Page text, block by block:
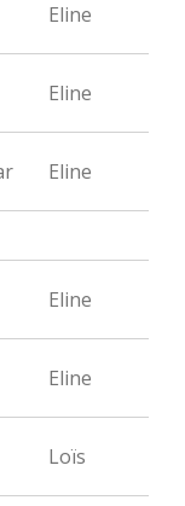
Eline
Eline
Eline
Eline
Eline
Loïs